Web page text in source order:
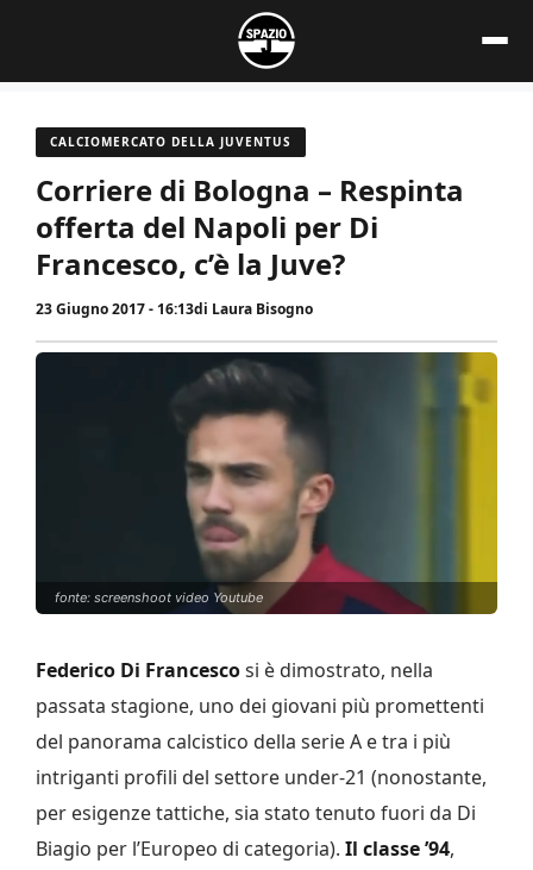
contenuto
CALCIOMERCATO DELLA JUVENTUS
Corriere di Bologna – Respinta
offerta del Napoli per Di
Francesco, c’è la Juve?
23 Giugno 2017 - 16:13di Laura Bisogno
fonte: screenshoot video Youtube
Federico Di Francescosi è dimostrato, nella
passata stagione, uno dei giovani più promettenti
del panorama calcistico della serie A e tra i più
intriganti profili del settore under-21 (nonostante,
per esigenze tattiche, sia stato tenuto fuori da Di
Biagio per l’Europeo di categoria). Il classe ’94,